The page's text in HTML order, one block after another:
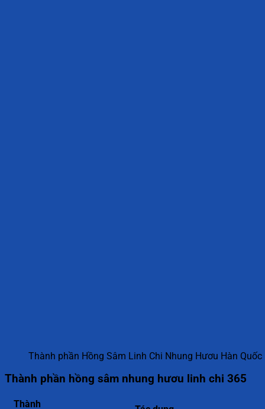
Thành phần Hồng Sâm Linh Chi Nhung Hươu Hàn
Thành phần hồng sâm nhung hươu linh chi 365
Thành